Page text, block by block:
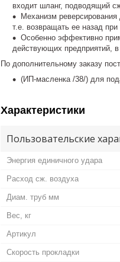
входит шланг, подводящий
Механизм
т.е. возвращать ее назад
Особенно эффективно
действующих предприятий,
По дополнительному заказу
(ИП-масленка /38/) для
Характеристики
Пользовательские
Энергия единичного удара
Расход сж. воздуха
Диам. труб мм
Вес, кг
Артикул
Скорость прокладки